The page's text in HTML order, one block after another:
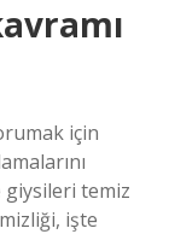
için
giysileri temiz
işte